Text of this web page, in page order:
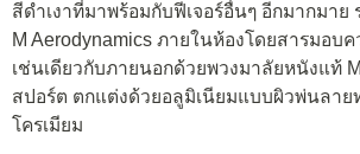
สีดำเงาที่มาพร้อมกับฟีเจอร์อื่นๆ อีกมากมาย
M Aerodynamics ภายในห้องโดยสารมอบ
เช่นเดียวกับภายนอกด้วยพวงมาลัยหนังแท้
สปอร์ต ตกแต่งด้วยอลูมิเนียมแบบผิวพ่นลาย
โครเมียม